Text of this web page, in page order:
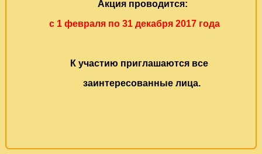
Акция проводится:
с 1 февраля по 31 декабря 2017 года
К участию приглашаются все
заинтересованные лица.